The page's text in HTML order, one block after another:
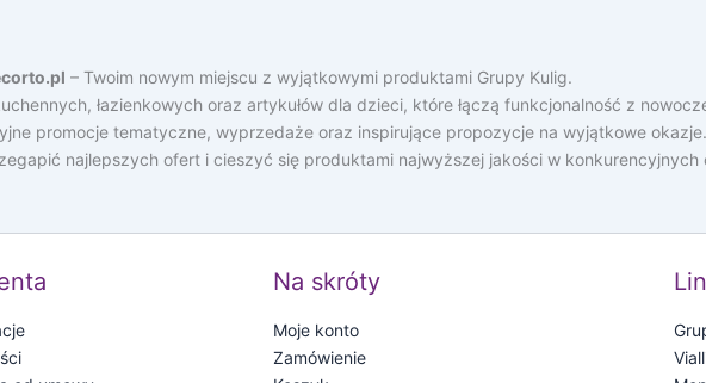
– Twoim nowym miejscu z wyjątkowymi produktami Grupy Kulig.
łazienkowych oraz artykułów dla dzieci, które łączą funkcjonalność z
promocje tematyczne, wyprzedaże oraz inspirujące propozycje na wyjątkowe okazje.
najlepszych ofert i cieszyć się produktami najwyższej jakości w konkurencyjnych
Na skróty
Moje konto
Zamówienie